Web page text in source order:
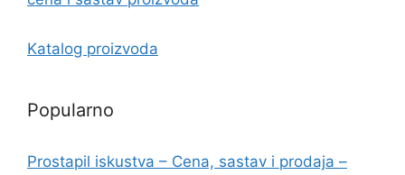
Katalog proizvoda
Popularno
Prostapil iskustva – Cena, sastav i prodaja –